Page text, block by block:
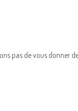
pas de vous donner